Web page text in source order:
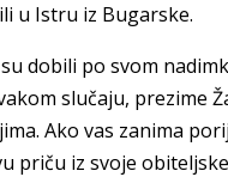
u Istru iz Bugarske.
dobili po svom
slučaju, prezime
Ako vas zanima
priču iz svoje